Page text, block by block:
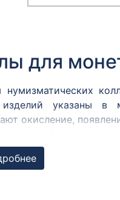
для
указаны в
окисление,